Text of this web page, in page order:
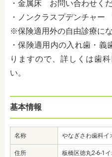
・金属床 お問い合わせく
・ノンクラスプデンチャー
※保険適用外の自由診療にな
・保険適用内の入れ歯・
りますので、詳しくは歯
い。
基本情報
名称 やなぎさわ歯科イ
住所 板橋区徳丸2-6-1